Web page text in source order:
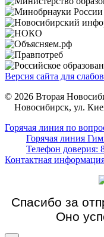
Версия сайта для
© 2026 Вторая
Новосибирск, ул.
Горячая линия по
Горячая линия
Телефон доверия:
Контактная
Спасибо за
Оно